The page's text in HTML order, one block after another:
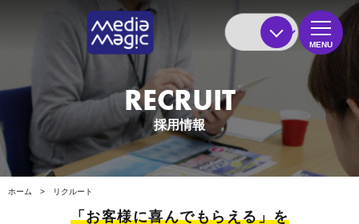
MENU
RECRUIT
採用情報
ホーム > リクルート
「お客様に喜んでもらえる」を